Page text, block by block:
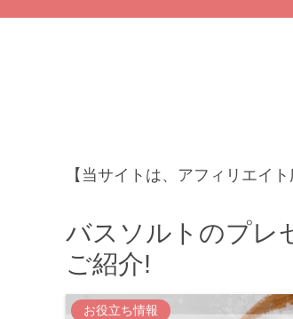
【当サイトは、アフィリエイ
バスソルトのプレ
ご
お役立ち情報